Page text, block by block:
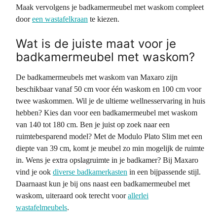
Maak vervolgens je badkamermeubel met waskom compleet
dooreen wastafelkraan te kiezen.
Wat is de juiste maat voor je
badkamermeubel met waskom?
De badkamermeubels met waskom van Maxaro zijn
beschikbaar vanaf 50 cm voor één waskom en 100 cm voor
twee waskommen. Wil je de ultieme wellnesservaring in huis
hebben? Kies dan voor een badkamermeubel met waskom
van 140 tot 180 cm. Ben je juist op zoek naar een
ruimtebesparend model? Met de Modulo Plato Slim met een
diepte van 39 cm, komt je meubel zo min mogelijk de ruimte
in. Wens je extra opslagruimte in je badkamer? Bij Maxaro
vind je ook diverse badkamerkasten in een bijpassende stijl.
Daarnaast kun je bij ons naast een badkamermeubel met
waskom, uiteraard ook terecht voorallerlei
wastafelmeubels.